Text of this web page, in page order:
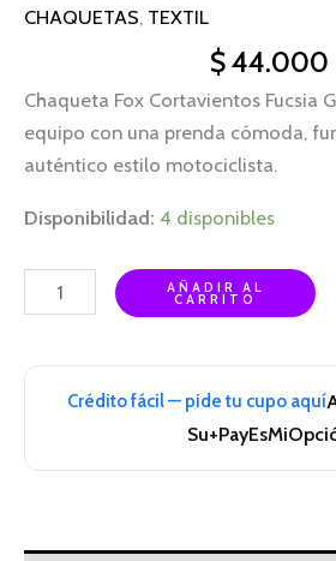
CHAQUETAS, TEXTIL
$44.000
Chaqueta Fox Cortavientos Fucsia
equipo con una prenda cómoda,
auténtico estilo motociclista.
Disponibilidad: 4 disponibles
AÑADIR AL
CARRITO
Crédito fácil — pide tu cupo aquí
Su+Pay